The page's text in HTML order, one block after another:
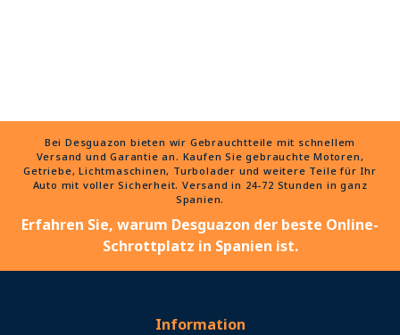
Bei Desguazon bieten wir Gebrauchtteile mit schnellem
Versand und Garantie an. Kaufen Sie gebrauchte Motoren,
Getriebe, Lichtmaschinen, Turbolader und weitere Teile für Ihr
Auto mit voller Sicherheit. Versand in 24-72 Stunden in ganz
Spanien.
Erfahren Sie, warum Desguazon der beste Online-
Schrottplatz in Spanien ist.
Information